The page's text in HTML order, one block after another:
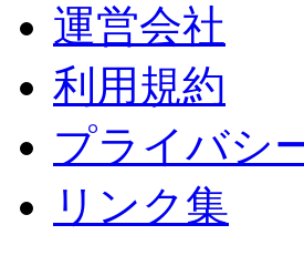
運営会社
利用規約
プライバシ
リンク集